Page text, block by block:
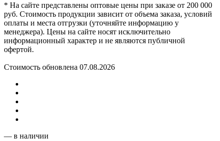
* На сайте представлены оптовые цены при заказе от 200 000
руб. Стоимость продукции зависит от объема заказа, условий
оплаты и места отгрузки (уточняйте информацию у
менеджера). Цены на сайте носят исключительно
информационный характер и не являются публичной
офертой.
Стоимость обновлена 07.08.2026
— в наличии